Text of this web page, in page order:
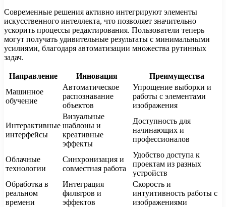
Современные решения активно интегрируют элементы
искусственного интеллекта, что позволяет значительно
ускорить процессы редактирования. Пользователи теперь
могут получать удивительные результаты с минимальными
усилиями, благодаря автоматизации множества рутинных
задач.
Направление Инновация
Преимущества
Машинное
обучение
Автоматическое
распознавание
объектов
Упрощение выборки и
работы с элементами
изображения
Интерактивные
интерфейсы
Визуальные
шаблоны и
креативные
эффекты
Доступность для
начинающих и
профессионалов
Облачные
технологии
Синхронизация и
совместная работа
Удобство доступа к
проектам из разных
устройств
Обработка в
реальном
времени
Интеграция
фильтров и
эффектов
Скорость и
интуитивность работы с
изображениями